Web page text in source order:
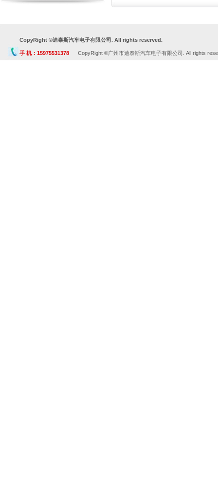
CopyRight ©迪泰斯汽车电子有限公司. All rights reserved.
手 机：15975531378 CopyRight ©广州市迪泰斯汽车电子有限公司. All rights